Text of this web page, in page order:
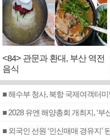
<84> 관문과 환대, 부산 역전
음식
■ 해수부 청사, 북항 국제여객터
■ 2028 유엔 해양총회 개최지, ‘부
■ 외국인 선원 ‘인신매매 경유지’